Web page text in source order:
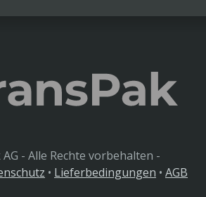
- Alle Rechte vorbehalten -
• Lieferbedingungen • AGB